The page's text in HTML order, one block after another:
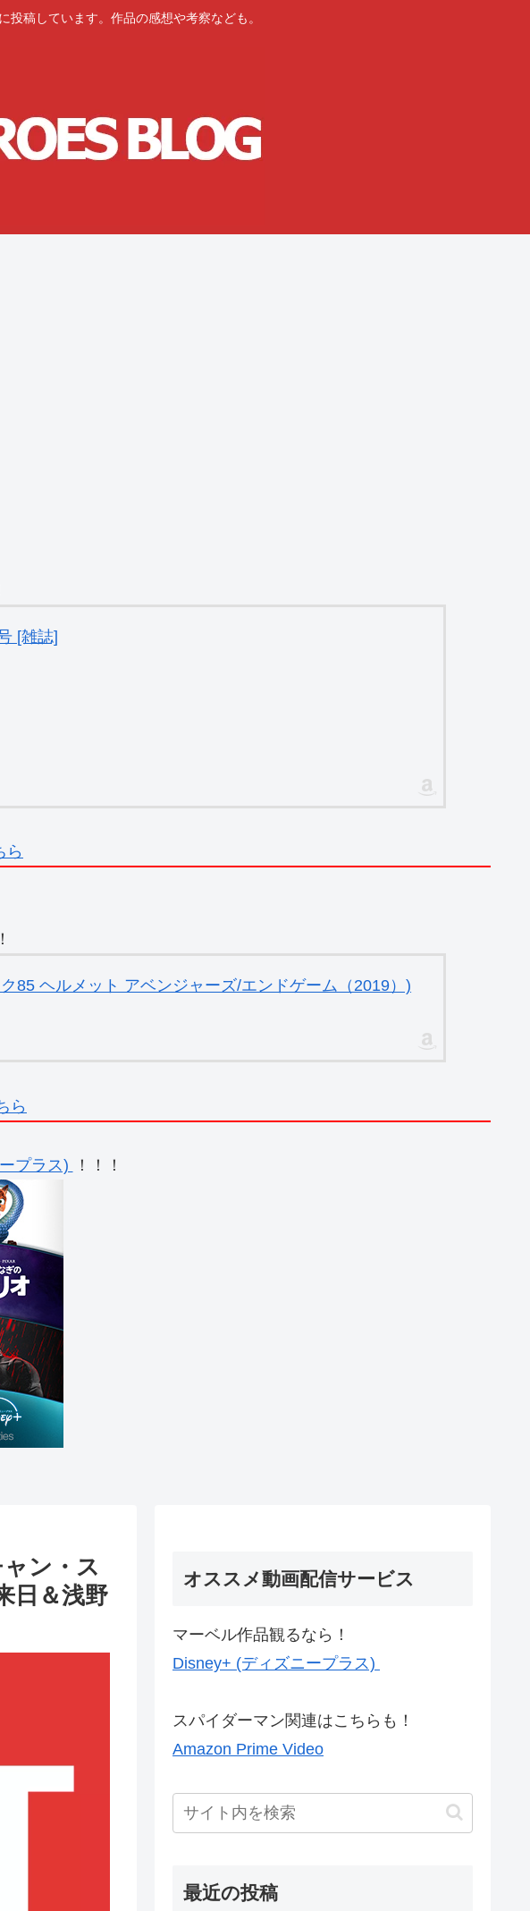
稿しています。作品の感想や考察なども。
[雑誌]
ら
85 ヘルメット アベンジャーズ/エンドゲーム（2019）)
ら
プラス) ！！！
ン・ス
日＆浅野
オススメ動画配信サービス
マーベル作品観るなら！
Disney+ (ディズニープラス)
スパイダーマン関連はこちらも！
Amazon Prime Video
最近の投稿